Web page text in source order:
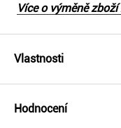
Více o výměně zboží
Vlastnosti
Hodnocení